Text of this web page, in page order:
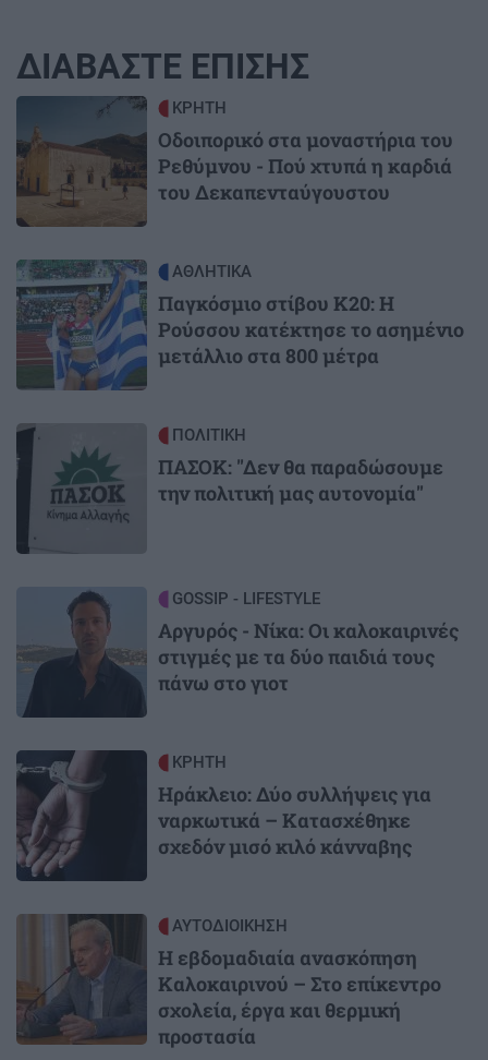
ΔΙΑΒΑΣΤΕ ΕΠΙΣΗΣ
ΚΡΗΤΗ
Οδοιπορικό στα μοναστήρια του
Ρεθύμνου - Πού χτυπά η καρδιά
του Δεκαπενταύγουστου
Image ΑΘΛΗΤΙΚΑ
Παγκόσμιο στίβου Κ20: Η
Ρούσσου κατέκτησε το ασημένιο
μετάλλιο στα 800 μέτρα
Image ΠΟΛΙΤΙΚΗ
ΠΑΣΟΚ: "Δεν θα παραδώσουμε
την πολιτική μας αυτονομία"
GOSSIP - LIFESTYLE
Αργυρός - Νίκα: Οι καλοκαιρινές
στιγμές με τα δύο παιδιά τους
πάνω στο γιοτ
Image ΚΡΗΤΗ
Ηράκλειο: Δύο συλλήψεις για
ναρκωτικά – Κατασχέθηκε
σχεδόν μισό κιλό κάνναβης
ΑΥΤΟΔΙΟΙΚΗΣΗ
Η εβδομαδιαία ανασκόπηση
Καλοκαιρινού – Στο επίκεντρο
σχολεία, έργα και θερμική
προστασία